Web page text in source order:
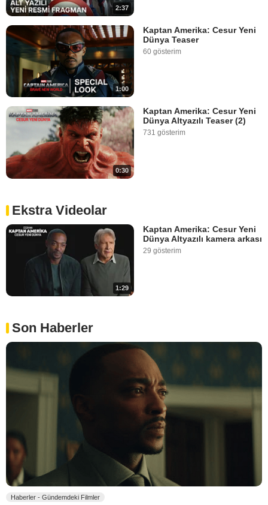
2:37
1:00
Kaptan Amerika: Cesur Yeni
Dünya Teaser
60 gösterim
0:30
Kaptan Amerika: Cesur Yeni
Dünya Altyazılı Teaser (2)
731 gösterim
Ekstra Videolar
1:29
Kaptan Amerika: Cesur Yeni
Dünya Altyazılı kamera arkası
29 gösterim
Son Haberler
Haberler - Gündemdeki Filmler